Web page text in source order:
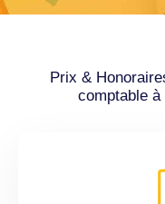
Prix &
comptable